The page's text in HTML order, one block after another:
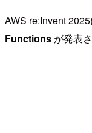
AWS re:Invent 2025
Functions が発表